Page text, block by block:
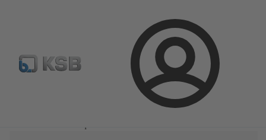
Connexion
Configurer un produit KSB Select Recherche
Industrie du pétrole et du gaz